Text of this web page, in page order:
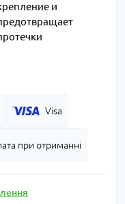
и
Visa
при отриманні